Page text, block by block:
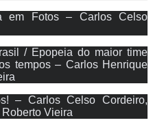
em Fotos – Carlos Celso
/ Epopeia do maior time
tempos – Carlos Henrique
– Carlos Celso Cordeiro,
Vieira